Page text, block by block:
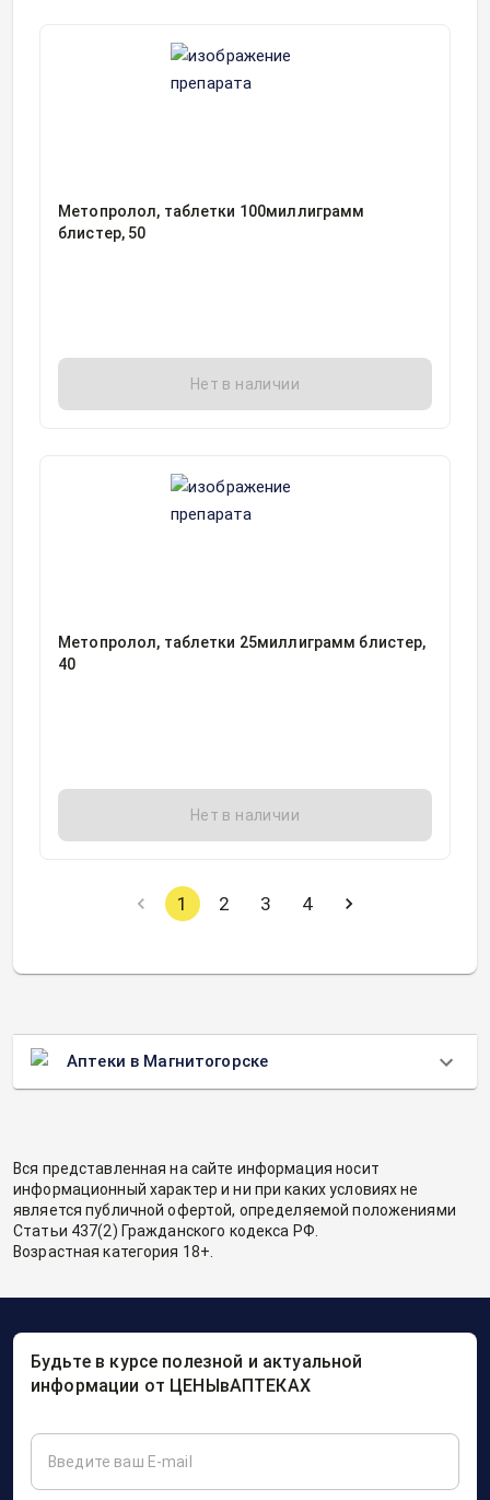
Метопролол, таблетки 100миллиграмм
блистер, 50
Нет в наличии
Метопролол, таблетки 25миллиграмм блистер,
40
Нет в наличии
1 2 3 4
Аптеки в Магнитогорске
Вся представленная на сайте информация носит
информационный характер и ни при каких условиях не
является публичной офертой, определяемой положениями
Статьи 437(2) Гражданского кодекса РФ.
Возрастная категория 18+.
Будьте в курсе полезной и актуальной
информации от ЦЕНЫвАПТЕКАХ